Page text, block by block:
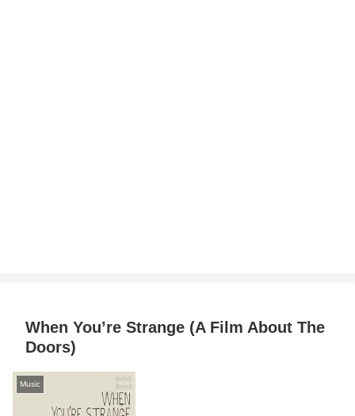
When You’re Strange (A Film About The
Doors)
Music